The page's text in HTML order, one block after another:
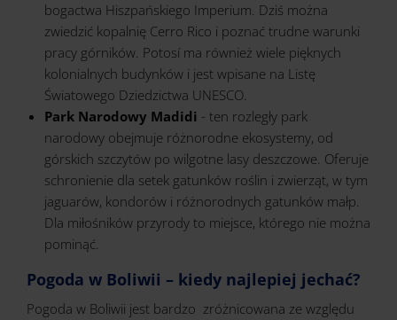
bogactwa Hiszpańskiego Imperium. Dziś można
zwiedzić kopalnię Cerro Rico i poznać trudne warunki
pracy górników. Potosí ma również wiele pięknych
kolonialnych budynków i jest wpisane na Listę
Światowego Dziedzictwa UNESCO.
Park Narodowy Madidi - ten rozległy park
narodowy obejmuje różnorodne ekosystemy, od
górskich szczytów po wilgotne lasy deszczowe. Oferuje
schronienie dla setek gatunków roślin i zwierząt, w tym
jaguarów, kondorów i różnorodnych gatunków małp.
Dla miłośników przyrody to miejsce, którego nie można
pominąć.
Pogoda w Boliwii – kiedy najlepiej jechać?
Pogoda w Boliwii jest bardzo zróżnicowana ze względu